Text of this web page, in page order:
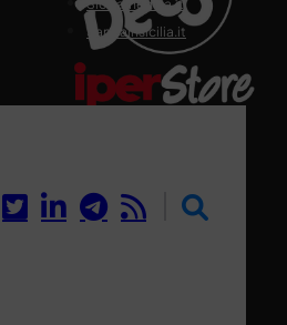
Siciliamedica.it
Sanitainsicilia.it